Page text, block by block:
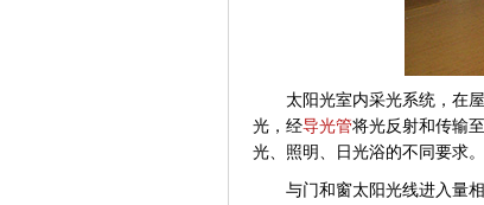
太阳光室内采光系统，在
光，经导光管将光反射和传输
光、照明、日光浴的不同要求。
与门和窗太阳光线进入量相